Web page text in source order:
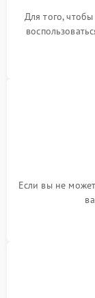
Для того,
или
Если вы не